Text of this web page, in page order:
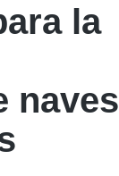
la
naves